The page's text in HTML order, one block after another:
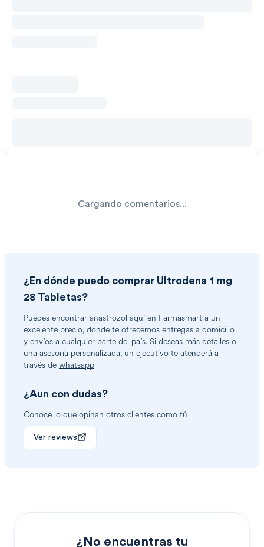
Cargando comentarios...
¿En dónde puedo comprar Ultrodena 1 mg
28 Tabletas?
Puedes encontrar anastrozol aquí en Farmasmart a un
excelente precio, donde te ofrecemos entregas a domicilio
y envíos a cualquier parte del país. Si deseas más detalles o
una asesoría personalizada, un ejecutivo te atenderá a
través de whatsapp
¿Aun con dudas?
Conoce lo que opinan otros clientes como tú
Ver reviews
¿No encuentras tu